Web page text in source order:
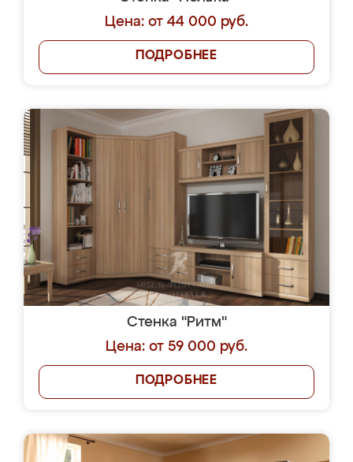
Цена: от 44 000 руб.
ПОДРОБНЕЕ
Стенка "Ритм"
Цена: от 59 000 руб.
ПОДРОБНЕЕ